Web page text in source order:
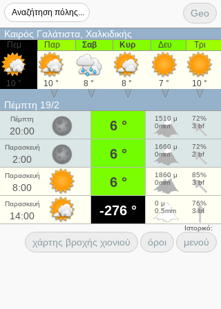
Geo
Καιρός Γαλάτιστα, Χαλκιδικής
Πεμ
10 °
Παρ
10 °
Σαβ
8 °
Κυρ
8 °
Δευ
7 °
Τρι
10 °
Πέμπτη 19/2
Πέμπτη
20:00 6 °
1510 μ
0mm
72%
3 bf
Παρασκευή
2:00 6 °
1660 μ
0mm
72%
2 bf
Παρασκευή
8:00 6 °
1860 μ
0mm
85%
3 bf
Παρασκευή
14:00 -276 °
0 μ
0.5mm
76%
3 bf
Ιστορικό:
χάρτης βροχής χιονιού όροι μενού